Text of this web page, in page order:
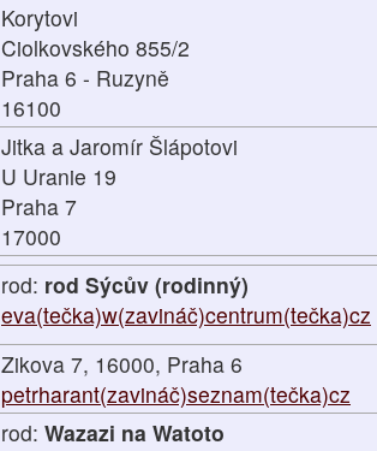
Korytovi
Ciolkovského 855/2
Praha 6 - Ruzyně
16100
Jitka a Jaromír Šlápotovi
U Uranie 19
Praha 7
17000
rod: rod Sýcův (rodinný)
eva(tečka)w(zavináč)centrum(tečka)cz
Zikova 7, 16000, Praha 6
petrharant(zavináč)seznam(tečka)cz
rod: Wazazi na Watoto